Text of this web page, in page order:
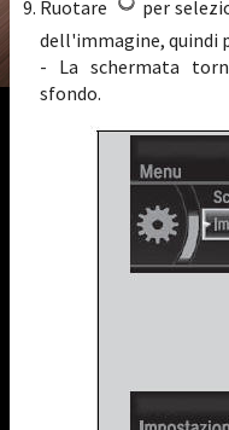
Ruotare
per
dell'immagine, quindi
- La schermata
sfondo.